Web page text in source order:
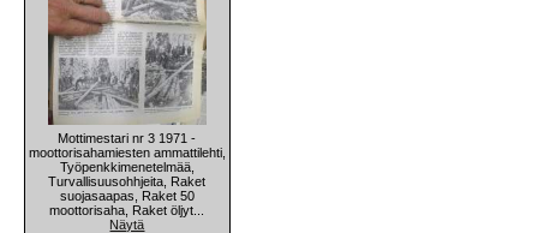
Mottimestari nr 3 1971 -
moottorisahamiesten ammattilehti,
Työpenkkimenetelmää,
Turvallisuusohhjeita, Raket
suojasaapas, Raket 50
moottorisaha, Raket öljyt...
Näytä